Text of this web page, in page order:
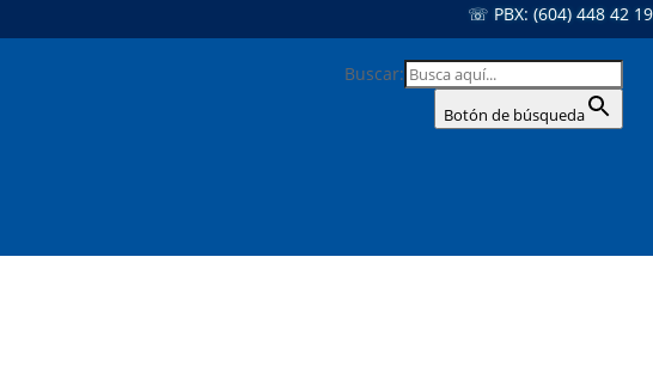
☏ PBX: (604) 448 42 19
Buscar:
Botón de búsqueda